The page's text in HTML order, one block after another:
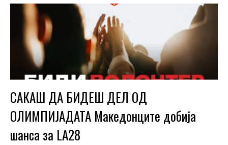
САКАШ ДА БИДЕШ ДЕЛ ОД
ОЛИМПИЈАДАТА Македонците добија
шанса за LA28